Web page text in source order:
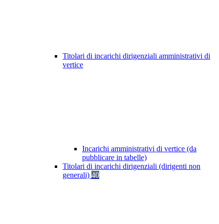
Titolari di incarichi dirigenziali amministrativi di
vertice
Incarichi amministrativi di vertice (da
pubblicare in tabelle)
Titolari di incarichi dirigenziali (dirigenti non
generali) 40